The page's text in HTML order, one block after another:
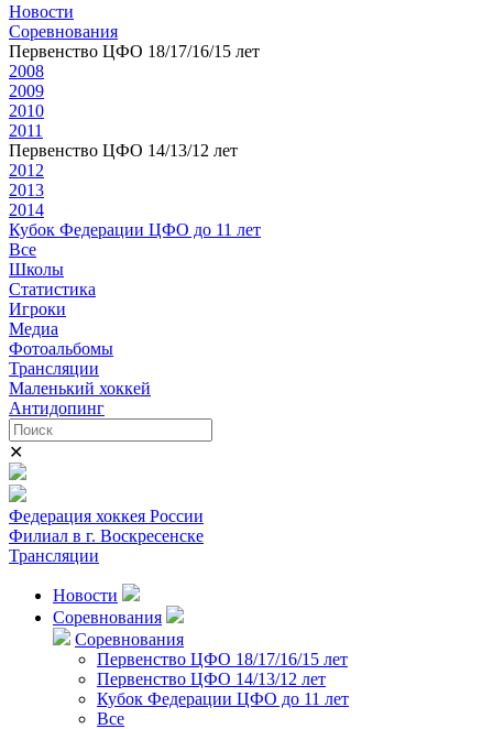
Новости
Соревнования
Первенство ЦФО 18/17/16/15 лет
2008
2009
2010
2011
Первенство ЦФО 14/13/12 лет
2012
2013
2014
Кубок Федерации ЦФО до 11 лет
Все
Школы
Статистика
Игроки
Медиа
Фотоальбомы
Трансляции
Маленький хоккей
Антидопинг
✕
Федерация хоккея России
Филиал в г. Воскресенске
Трансляции
Новости
Соревнования
Соревнования
Первенство ЦФО 18/17/16/15 лет
Первенство ЦФО 14/13/12 лет
Кубок Федерации ЦФО до 11 лет
Все